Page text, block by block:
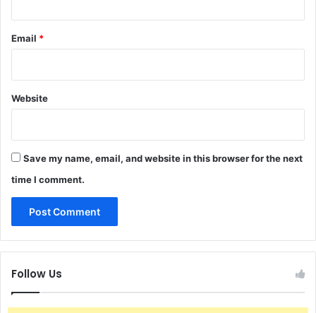
Email *
Website
Save my name, email, and website in this browser for the next
time I comment.
Follow Us